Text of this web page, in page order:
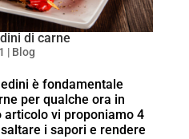
di carne
| Blog
è fondamentale
per qualche ora in
articolo vi proponiamo 4
i sapori e rendere